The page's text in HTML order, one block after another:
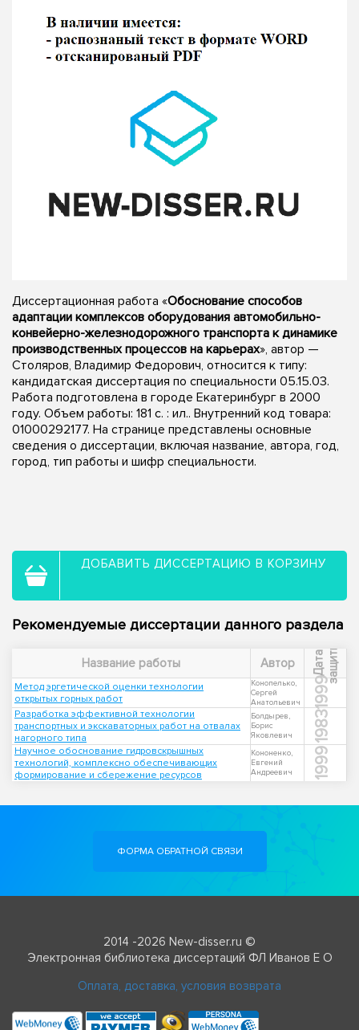
Диссертационная работа «Обоснование способов
адаптации комплексов оборудования автомобильно-
конвейерно-железнодорожного транспорта к динамике
производственных процессов на карьерах», автор —
Столяров, Владимир Федорович, относится к типу:
кандидатская диссертация по специальности 05.15.03.
Работа подготовлена в городе Екатеринбург в 2000
году. Объем работы: 181 с. : ил.. Внутренний код товара:
01000292177. На странице представлены основные
сведения о диссертации, включая название, автора, год,
город, тип работы и шифр специальности.
ДОБАВИТЬ ДИССЕРТАЦИЮ В КОРЗИНУ
Рекомендуемые диссертации данного раздела
Название работы Автор Д
а
т
а
з
а
щ
и
т ы
Метод эргетической оценки технологии
открытых горных работ
Конопелько,
Сергей
Анатольевич
1999
Разработка эффективной технологии
транспортных и экскаваторных работ на отвалах
нагорного типа
Болдырев,
Борис
Яковлевич
1983
Научное обоснование гидровскрышных
технологий, комплексно обеспечивающих
формирование и сбережение ресурсов
Кононенко,
Евгений
Андреевич
1999
ФОРМА ОБРАТНОЙ СВЯЗИ
2014 -2026 New-disser.ru ©
Электронная библиотека диссертаций ФЛ Иванов Е О
Оплата, доставка, условия возврата